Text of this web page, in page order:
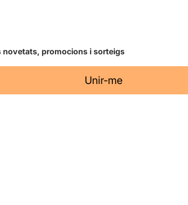
novetats, promocions i sorteigs
Unir-me